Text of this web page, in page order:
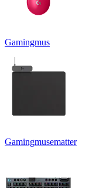
Gamingmus
Gamingmusematter